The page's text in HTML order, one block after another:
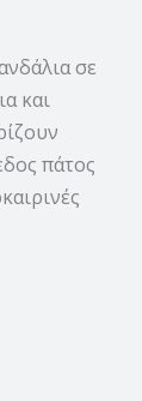
σε
και
πάτος